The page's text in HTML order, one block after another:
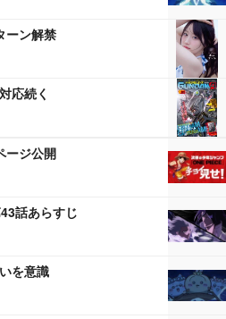
ーン解禁
応続く
ージ公開
話あらすじ
を意識